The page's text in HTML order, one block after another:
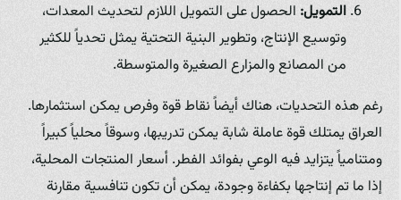
التمويل:الحصول على التمويل اللازم لتحديث المعدات،
وتوسيع الإنتاج، وتطوير البنية التحتية يمثل تحدياً للكثير
من المصانع والمزارع الصغيرة والمتوسطة.
رغم هذه التحديات، هناك أيضاً نقاط قوة وفرص يمكن استثمارها.
العراق يمتلك قوة عاملة شابة يمكن تدريبها، وسوقاً محلياً كبيراً
ومتنامياً يتزايد فيه الوعي بفوائد الفطر. أسعار المنتجات المحلية،
إذا ما تم إنتاجها بكفاءة وجودة، يمكن أن تكون تنافسية مقارنة